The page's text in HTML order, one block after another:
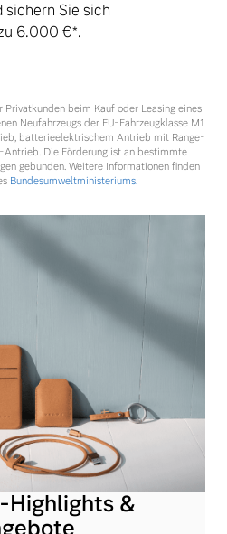
Sie sich
6.000 €⁠*.
beim Kauf oder Leasing eines
Neufahrzeugs der EU-Fahrzeugklasse M1
batterieelektrischem Antrieb mit Range-
Die Förderung ist an bestimmte
gebunden. Weitere Informationen finden
Bundesumweltministeriums.
Highlights &